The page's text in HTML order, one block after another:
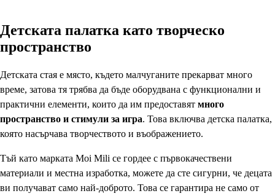
Детската палатка като творческо
пространство
Детската стая е място, където малчуганите прекарват много
време, затова тя трябва да бъде оборудвана с функционални и
практични елементи, които да им предоставят много
пространство и стимули за игра. Това включва детска палатка,
която насърчава творчеството и въображението.
Тъй като марката Moi Mili се гордее с първокачествени
материали и местна изработка, можете да сте сигурни, че децата
ви получават само най-доброто. Това се гарантира не само от